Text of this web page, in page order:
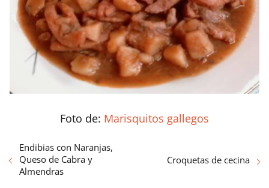
Foto de: Marisquitos gallegos
Endibias con Naranjas,
Queso de Cabra y
Almendras
Croquetas de cecina